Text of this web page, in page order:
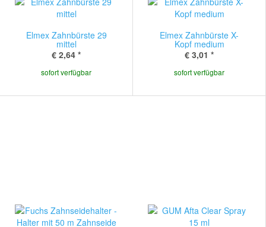
Elmex Zahnbürste 29
mittel
€ 2,64 *
sofort verfügbar
Elmex Zahnbürste X-
Kopf medium
€ 3,01 *
sofort verfügbar